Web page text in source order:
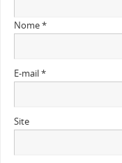
Nome*
E-mail*
Site